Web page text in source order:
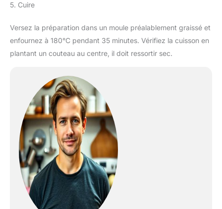
5. Cuire
Versez la préparation dans un moule préalablement graissé et
enfournez à 180°C pendant 35 minutes. Vérifiez la cuisson en
plantant un couteau au centre, il doit ressortir sec.